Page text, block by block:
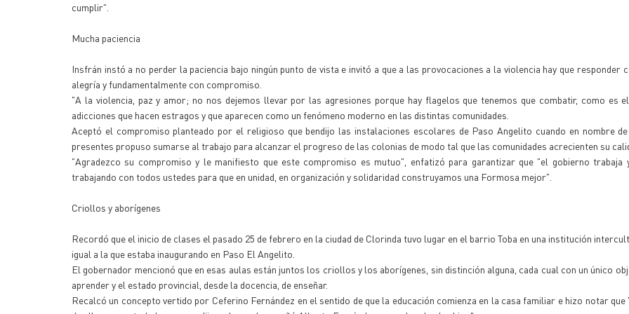
cumplir".
Mucha paciencia
Insfrán instó a no perder la paciencia bajo ningún punto de vista e invitó a que a las provocaciones a la violencia hay que responder
alegría y fundamentalmente con compromiso.
"A la violencia, paz y amor; no nos dejemos llevar por las agresiones porque hay flagelos que tenemos que combatir, como es
adicciones que hacen estragos y que aparecen como un fenómeno moderno en las distintas comunidades.
Aceptó el compromiso planteado por el religioso que bendijo las instalaciones escolares de Paso Angelito cuando en nombre
presentes propuso sumarse al trabajo para alcanzar el progreso de las colonias de modo tal que las comunidades acrecienten su
"Agradezco su compromiso y le manifiesto que este compromiso es mutuo", enfatizó para garantizar que "el gobierno trabaja
trabajando con todos ustedes para que en unidad, en organización y solidaridad construyamos una Formosa mejor".
Criollos y aborígenes
Recordó que el inicio de clases el pasado 25 de febrero en la ciudad de Clorinda tuvo lugar en el barrio Toba en una institución
igual a la que estaba inaugurando en Paso El Angelito.
El gobernador mencionó que en esas aulas están juntos los criollos y los aborígenes, sin distinción alguna, cada cual con un único
aprender y el estado provincial, desde la docencia, de enseñar.
Recalcó un concepto vertido por Ceferino Fernández en el sentido de que la educación comienza en la casa familiar e hizo notar que